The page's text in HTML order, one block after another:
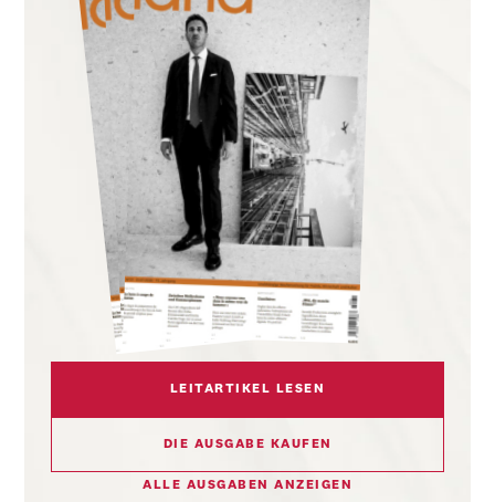
LEITARTIKEL LESEN
DIE AUSGABE KAUFEN
ALLE AUSGABEN ANZEIGEN